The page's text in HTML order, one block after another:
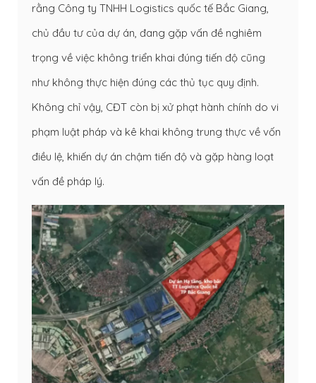
rằng Công ty TNHH Logistics quốc tế Bắc Giang,
chủ đầu tư của dự án, đang gặp vấn đề nghiêm
trọng về việc không triển khai đúng tiến độ cũng
như không thực hiện đúng các thủ tục quy định.
Không chỉ vậy, CĐT còn bị xử phạt hành chính do vi
phạm luật pháp và kê khai không trung thực về vốn
điều lệ, khiến dự án chậm tiến độ và gặp hàng loạt
vấn đề pháp lý.